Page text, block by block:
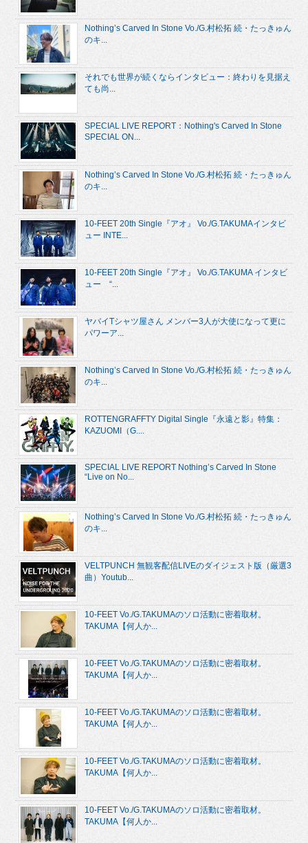
Nothing’s Carved In Stone Vo./G.村松拓 続・たっきゅん
のキ...
それでも世界が続くならインタビュー：終わりを見据え
ても尚...
SPECIAL LIVE REPORT：Nothing's Carved In Stone
SPECIAL ON...
Nothing’s Carved In Stone Vo./G.村松拓 続・たっきゅん
のキ...
10-FEET 20th Single『アオ』 Vo./G.TAKUMAインタビ
ュー INTE...
10-FEET 20th Single『アオ』 Vo./G.TAKUMA インタビ
ュー “...
ヤバイTシャツ屋さん メンバー3人が大使になって更に
パワーア...
Nothing’s Carved In Stone Vo./G.村松拓 続・たっきゅん
のキ...
ROTTENGRAFFTY Digital Single『永遠と影』特集：
KAZUOMI（G....
SPECIAL LIVE REPORT Nothing’s Carved In Stone
“Live on No...
Nothing’s Carved In Stone Vo./G.村松拓 続・たっきゅん
のキ...
VELTPUNCH 無観客配信LIVEのダイジェスト版（厳選3
曲）Youtub...
10-FEET Vo./G.TAKUMAのソロ活動に密着取材。
TAKUMA【何人か...
10-FEET Vo./G.TAKUMAのソロ活動に密着取材。
TAKUMA【何人か...
10-FEET Vo./G.TAKUMAのソロ活動に密着取材。
TAKUMA【何人か...
10-FEET Vo./G.TAKUMAのソロ活動に密着取材。
TAKUMA【何人か...
10-FEET Vo./G.TAKUMAのソロ活動に密着取材。
TAKUMA【何人か...